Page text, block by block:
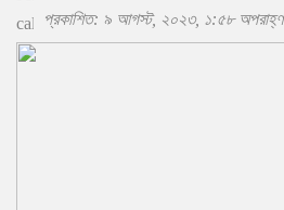
প্রকাশিত: ৯ আগস্ট, ২০২৩, ১:৫৮ অপরাহ্ণ